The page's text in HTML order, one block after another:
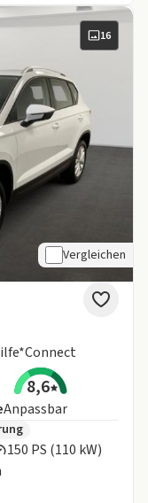
16
Vergleichen
8,6
Anpassbar
150 PS (110 kW)